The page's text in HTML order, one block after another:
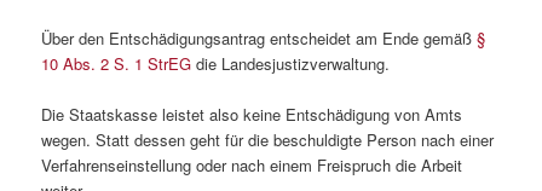
Über den Entschädigungsantrag entscheidet am Ende gemäß§
10 Abs. 2 S. 1 StrEG die Landesjustizverwaltung.
Die Staatskasse leistet also keine Entschädigung von Amts
wegen. Statt dessen geht für die beschuldigte Person nach einer
Verfahrenseinstellung oder nach einem Freispruch die Arbeit